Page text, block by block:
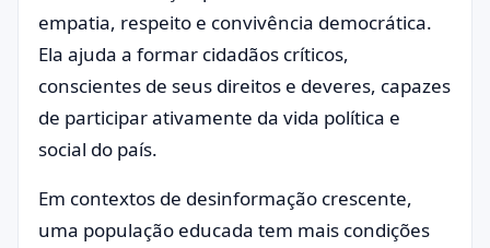
empatia, respeito e convivência democrática.
Ela ajuda a formar cidadãos críticos,
conscientes de seus direitos e deveres, capazes
de participar ativamente da vida política e
social do país.
Em contextos de desinformação crescente,
uma população educada tem mais condições